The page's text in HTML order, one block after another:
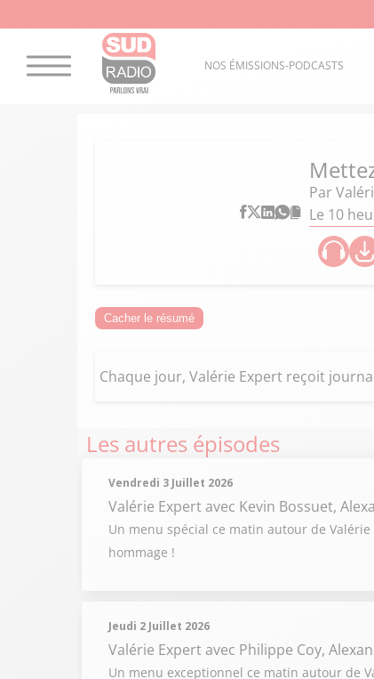
NOS ÉMISSIONS-PODCASTS
Par
Le 10
Cacher le résumé
Chaque jour, Valérie Expert reçoit
Les autres épisodes
Vendredi 3 Juillet 2026
Valérie Expertavec Kevin Bossuet,
Un menu spécial ce matin autour de
hommage !
Jeudi 2 Juillet 2026
Valérie Expertavec Philippe Coy,
Un menu exceptionnel ce matin autour de